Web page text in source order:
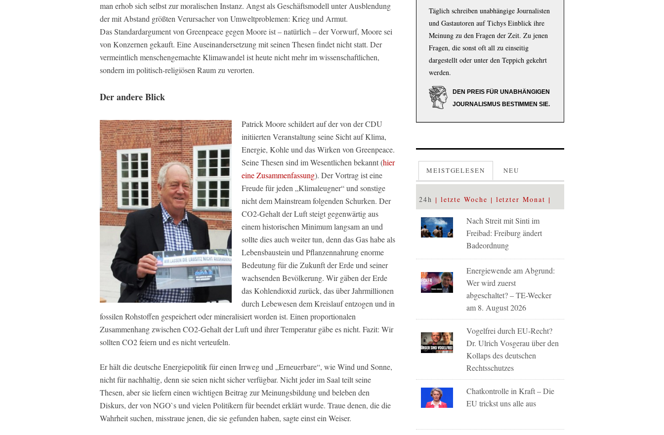
man erhob sich selbst zur moralischen Instanz. Angst als Geschäftsmodell unter Ausblendung
der mit Abstand größten Verursacher von Umweltproblemen: Krieg und Armut.
Das Standardargument von Greenpeace gegen Moore ist – natürlich – der Vorwurf, Moore sei
von Konzernen gekauft. Eine Auseinandersetzung mit seinen Thesen findet nicht statt. Der
vermeintlich menschengemachte Klimawandel ist heute nicht mehr im wissenschaftlichen,
sondern im politisch-religiösen Raum zu verorten.
Der andere Blick
Patrick Moore schildert auf der von der CDU
initiierten Veranstaltung seine Sicht auf Klima,
Energie, Kohle und das Wirken von Greenpeace.
Seine Thesen sind im Wesentlichen bekannt (hier
eine Zusammenfassung). Der Vortrag ist eine
Freude für jeden „Klimaleugner“ und sonstige
nicht dem Mainstream folgenden Schurken. Der
CO2-Gehalt der Luft steigt gegenwärtig aus
einem historischen Minimum langsam an und
sollte dies auch weiter tun, denn das Gas habe als
Lebensbaustein und Pflanzennahrung enorme
Bedeutung für die Zukunft der Erde und seiner
wachsenden Bevölkerung. Wir gäben der Erde
das Kohlendioxid zurück, das über Jahrmillionen
durch Lebewesen dem Kreislauf entzogen und in
fossilen Rohstoffen gespeichert oder mineralisiert worden ist. Einen proportionalen
Zusammenhang zwischen CO2-Gehalt der Luft und ihrer Temperatur gäbe es nicht. Fazit: Wir
sollten CO2 feiern und es nicht verteufeln.
Er hält die deutsche Energiepolitik für einen Irrweg und „Erneuerbare“, wie Wind und Sonne,
nicht für nachhaltig, denn sie seien nicht sicher verfügbar. Nicht jeder im Saal teilt seine
Thesen, aber sie liefern einen wichtigen Beitrag zur Meinungsbildung und beleben den
Diskurs, der von NGO`s und vielen Politikern für beendet erklärt wurde. Traue denen, die die
Wahrheit suchen, misstraue jenen, die sie gefunden haben, sagte einst ein Weiser.
Täglich schreiben unabhängige Journalisten
und Gastautoren auf Tichys Einblick ihre
Meinung zu den Fragen der Zeit. Zu jenen
Fragen, die sonst oft all zu einseitig
dargestellt oder unter den Teppich gekehrt
werden.
DEN PREIS FÜR UNABHÄNGIGEN
JOURNALISMUS BESTIMMEN SIE.
MEISTGELESEN NEU
24h letzte Woche letzter Monat
Nach Streit mit Sinti im
Freibad: Freiburg ändert
Badeordnung
Energiewende am Abgrund:
Wer wird zuerst
abgeschaltet? – TE-Wecker
am 8. August 2026
Vogelfrei durch EU-Recht?
Dr. Ulrich Vosgerau über den
Kollaps des deutschen
Rechtsschutzes
Chatkontrolle in Kraft – Die
EU trickst uns alle aus